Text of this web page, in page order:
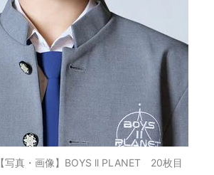
【写真・画像】BOYS ll PLANET 20枚目